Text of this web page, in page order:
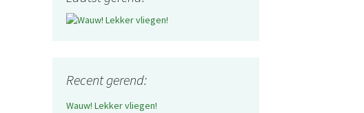
Scientific Journal of
Orienteering
Recent gerend:
Wauw! Lekker vliegen!